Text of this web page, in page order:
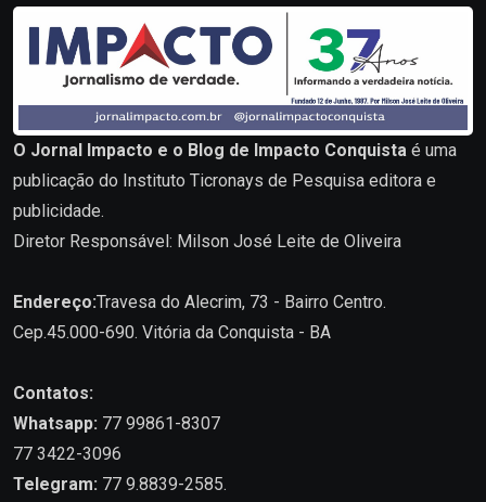
O Jornal Impacto e o Blog de Impacto Conquista é uma
publicação do Instituto Ticronays de Pesquisa editora e
publicidade.
Diretor Responsável: Milson José Leite de Oliveira
Endereço:Travesa do Alecrim, 73 - Bairro Centro.
Cep.45.000-690. Vitória da Conquista - BA
Contatos:
Whatsapp: 77 99861-8307
77 3422-3096
Telegram: 77 9.8839-2585.